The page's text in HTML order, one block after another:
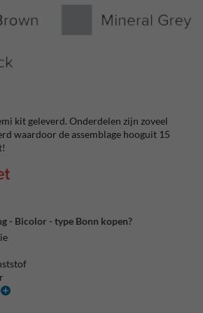
kit geleverd. Onderdelen zijn zoveel
waardoor de assemblage hooguit 15
- Bicolor - type Bonn kopen?